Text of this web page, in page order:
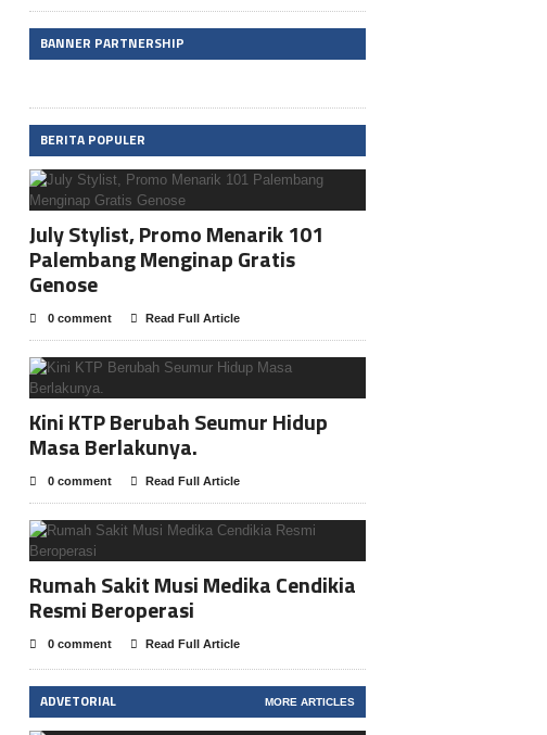
BANNER PARTNERSHIP
BERITA POPULER
July Stylist, Promo Menarik 101
Palembang Menginap Gratis
Genose
0 comment Read Full Article
Kini KTP Berubah Seumur Hidup
Masa Berlakunya.
0 comment Read Full Article
Rumah Sakit Musi Medika Cendikia
Resmi Beroperasi
0 comment Read Full Article
ADVETORIAL MORE ARTICLES